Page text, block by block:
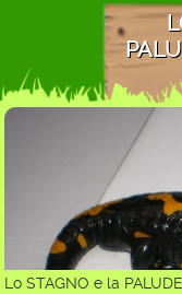
Lo STAGNO e la